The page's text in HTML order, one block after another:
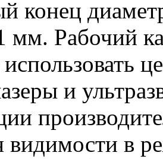
конец
мм. Рабочий
использовать
и
видимости в